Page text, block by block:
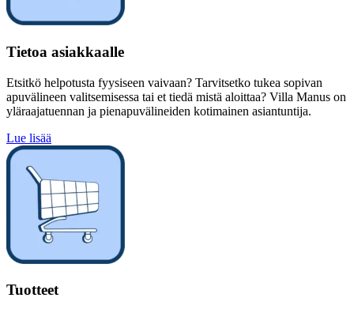
Tietoa asiakkaalle
Etsitkö helpotusta fyysiseen vaivaan? Tarvitsetko tukea sopivan
apuvälineen valitsemisessa tai et tiedä mistä aloittaa? Villa Manus on
yläraajatuennan ja pienapuvälineiden kotimainen asiantuntija.
Lue lisää
Tuotteet